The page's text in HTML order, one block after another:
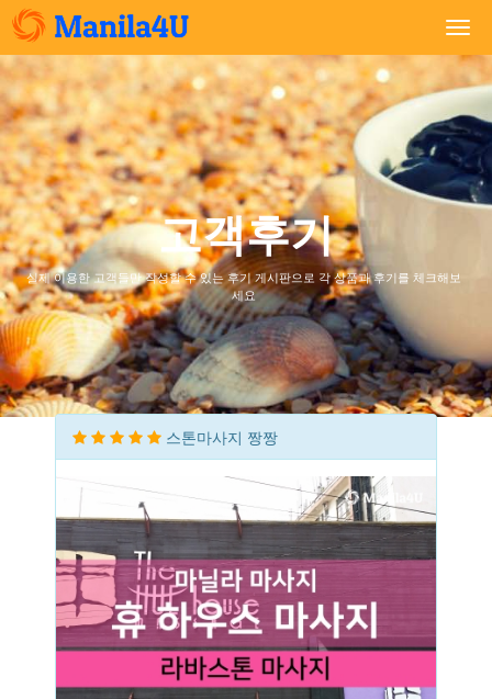
고객후기
실제 이용한 고객들만 작성할 수 있는 후기 게시판으로 각 상품과 후기를 체크해보
세요
스톤마사지 짱짱